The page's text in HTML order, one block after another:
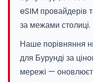
eSIM провайдерів
за межами столиці.
Наше порівняння
для Бурунді за
мережі —